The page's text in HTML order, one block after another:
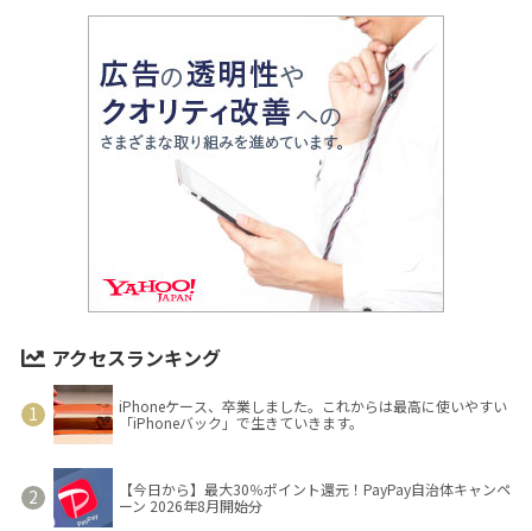
アクセスランキング
iPhoneケース、卒業しました。これからは最高に使いやすい
「iPhoneバック」で生きていきます。
【今日から】最大30％ポイント還元！PayPay自治体キャンペ
ーン 2026年8月開始分